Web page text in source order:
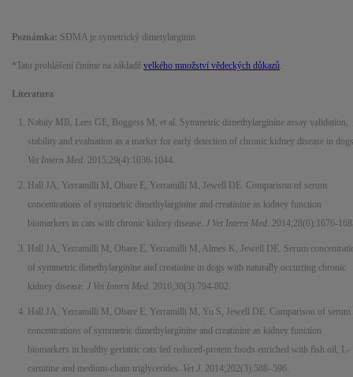
Poznámka: SDMA je symetrický dimetylarginin
*Tato prohlášení činíme na základě velkého množství vědeckých důkazů.
Literatura
Nabity MB, Lees GE, Boggess M, et al. Symmetric dimethylarginine assay validation,
stability and evaluation as a marker for early detection of chronic kidney disease in
Vet Intern Med. 2015;29(4):1036-1044.
Hall JA, Yerramilli M, Obare E, Yerramilli M, Jewell DE. Comparison of serum
concentrations of symmetric dimethylarginine and creatinine as kidney function
biomarkers in cats with chronic kidney disease. J Vet Intern Med. 2014;28(6):1676-
Hall JA, Yerramilli M, Obare E, Yerramilli M, Almes K, Jewell DE. Serum
of symmetric dimethylarginine and creatinine in dogs with naturally occurring chronic
kidney disease. J Vet Intern Med. 2016;30(3):794-802.
Hall JA, Yerramilli M, Obare E, Yerramilli M, Yu S, Jewell DE. Comparison of serum
concentrations of symmetric dimethylarginine and creatinine as kidney function
biomarkers in healthy geriatric cats fed reduced-protein foods enriched with fish oil, L-
carnitine and medium-chain triglycerides. Vet J. 2014;202(3):588–596.